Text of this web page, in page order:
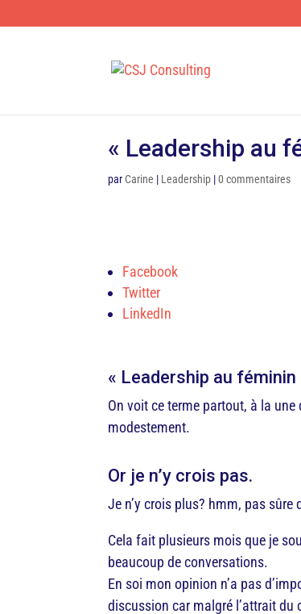
« Leadership au
par Carine | Leadership |0 commentaires
Facebook
Twitter
LinkedIn
« Leadership au féminin
On voit ce terme partout, à la
modestement.
Or je n’y crois pas.
Je n’y crois plus? hmm, pas sûre
Cela fait plusieurs mois que je
beaucoup de conversations.
En soi mon opinion n’a pas
discussion car malgré l’attrait